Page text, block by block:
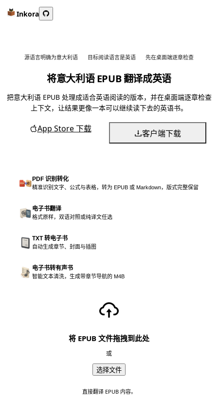
Inkora
源语言明确为意大利语 目标阅读语言是英语 先在桌面端逐章检查
将意大利语 EPUB 翻译成英语
把意大利语 EPUB 处理成适合英语阅读的版本，并在桌面端逐章检查
上下文，让结果更像一本可以继续读下去的英语书。
App Store 下载 客户端下载
PDF 识别转化
精准识别文字、公式与表格，转为 EPUB 或 Markdown，版式完整保留
电子书翻译
格式原样，双语对照或纯译文任选
TXT 转电子书
自动生成章节、封面与插图
电子书转有声书
智能文本清洗，生成带章节导航的 M4B
将 EPUB 文件拖拽到此处
或
选择文件
直接翻译 EPUB 内容。